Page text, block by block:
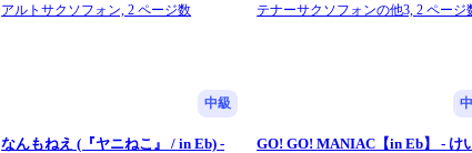
アルトサクソフォン,2 ページ数 テナーサクソフォンの他3,2 ページ
中級
なんもねえ (『ヤニねこ』 / in Eb) -
GO! GO! MANIAC【in Eb】 - け